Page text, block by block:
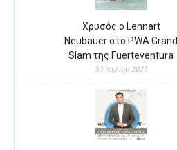
Χρυσός ο Lennart
Neubauer στο PWA Grand
Slam της Fuerteventura
30 Ιουλίου 2026